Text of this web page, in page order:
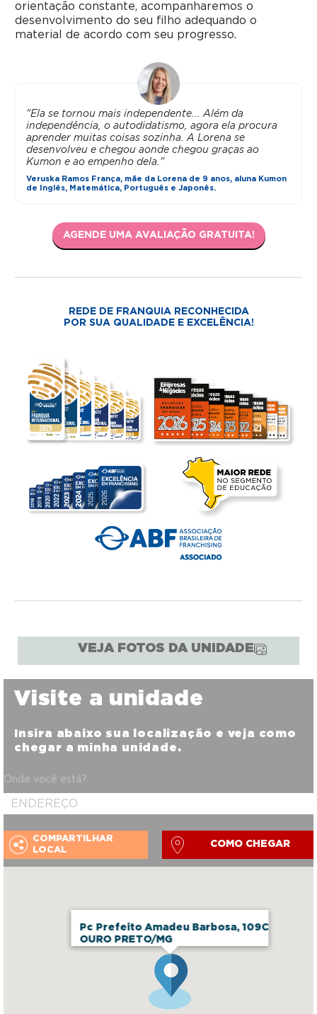
orientação constante, acompanharemos o
desenvolvimento do seu filho adequando o
material de acordo com seu progresso.
"Ela se tornou mais independente... Além da
independência, o autodidatismo, agora ela procura
aprender muitas coisas sozinha. A Lorena se
desenvolveu e chegou aonde chegou graças ao
Kumon e ao empenho dela."
Veruska Ramos França, mãe da Lorena de 9 anos, aluna Kumon
de Inglês, Matemática, Português e Japonês.
AGENDE UMA AVALIAÇÃO GRATUITA!
REDE DE FRANQUIA RECONHECIDA
POR SUA QUALIDADE E EXCELÊNCIA!
VEJA FOTOS DA UNIDADE
Pc Prefeito Amadeu Barbosa, 109C
OURO PRETO/MG
Visite a unidade
Insira abaixo sua localização e veja como
chegar a minha unidade.
Onde você está?
COMPARTILHAR
LOCAL
COMO CHEGAR